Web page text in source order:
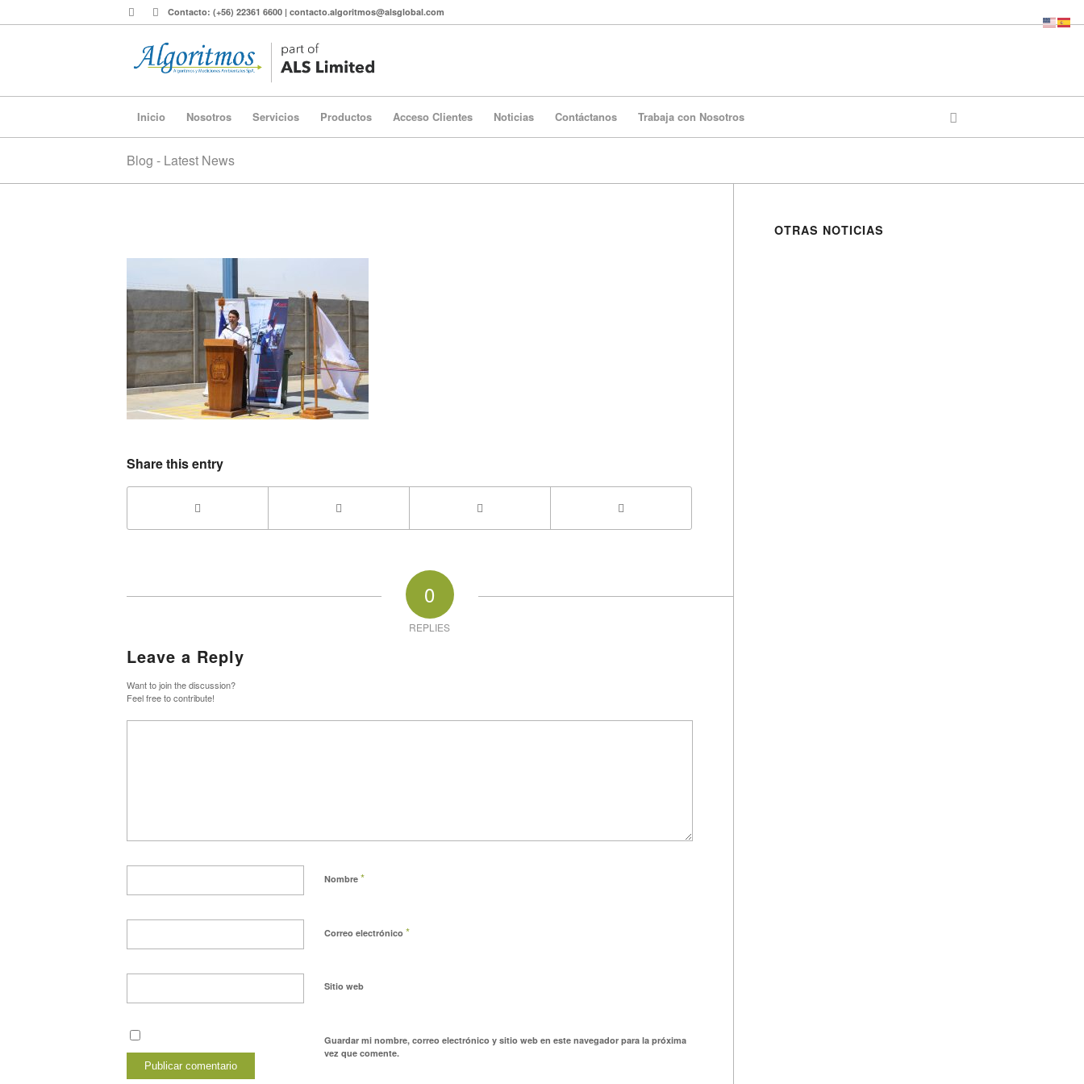
Contacto: (+56) 22361 6600 | contacto.algoritmos@alsglobal.com
Inicio Nosotros Servicios Productos Acceso Clientes Noticias Contáctanos Trabaja con Nosotros
Blog - Latest News
Share this entry
0
REPLIES
Leave a Reply
Want to join the discussion?
Feel free to contribute!
Nombre *
Correo electrónico *
Sitio web
Guardar mi nombre, correo electrónico y sitio web en este navegador para la próxima
vez que comente.
OTRAS NOTICIAS